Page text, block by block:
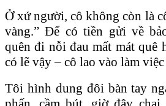
Ở xứ người, cô không còn là
vàng.” Để có tiền gửi về
quên đi nỗi đau mất mát quê
có lẽ vậy – cô lao vào làm
Tôi hình dung đôi bàn tay